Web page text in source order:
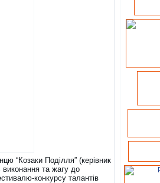
“Козаки Поділля” (керівник
виконання та жагу до
конкурсу талантів